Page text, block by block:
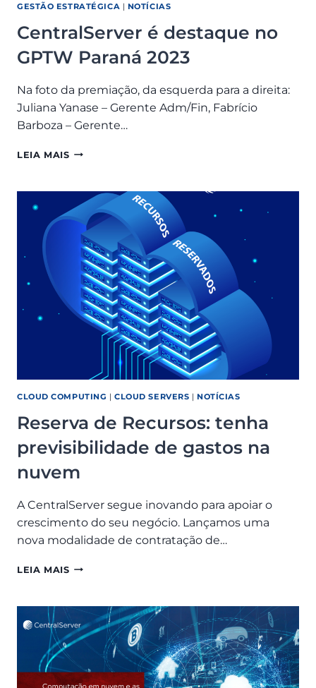
GESTÃO ESTRATÉGICA | NOTÍCIAS
CentralServer é destaque no
GPTW Paraná 2023
Na foto da premiação, da esquerda para a direita:
Juliana Yanase – Gerente Adm/Fin, Fabrício
Barboza – Gerente…
LEIA MAISCENTRALSERVER
NO
GPTW
PARANÁ
2023
CLOUD COMPUTING |CLOUD SERVERS | NOTÍCIAS
Reserva de Recursos: tenha
previsibilidade de gastos na
nuvem
A CentralServer segue inovando para apoiar o
crescimento do seu negócio. Lançamos uma
nova modalidade de contratação de…
LEIA MAISRESERVA
TENHA
PREVISIBILIDADE
DE
GASTOS
NA
NUVEM